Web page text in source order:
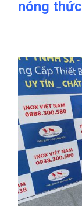
nóng